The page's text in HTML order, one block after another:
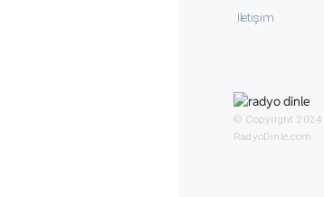
İletişim
© Copyright 2024.
RadyoDinle.com